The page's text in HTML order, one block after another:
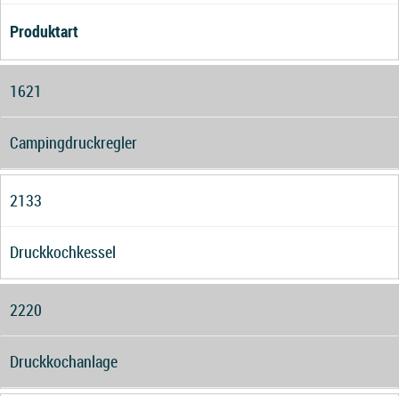
Produktart
1621
Campingdruckregler
2133
Druckkochkessel
2220
Druckkochanlage